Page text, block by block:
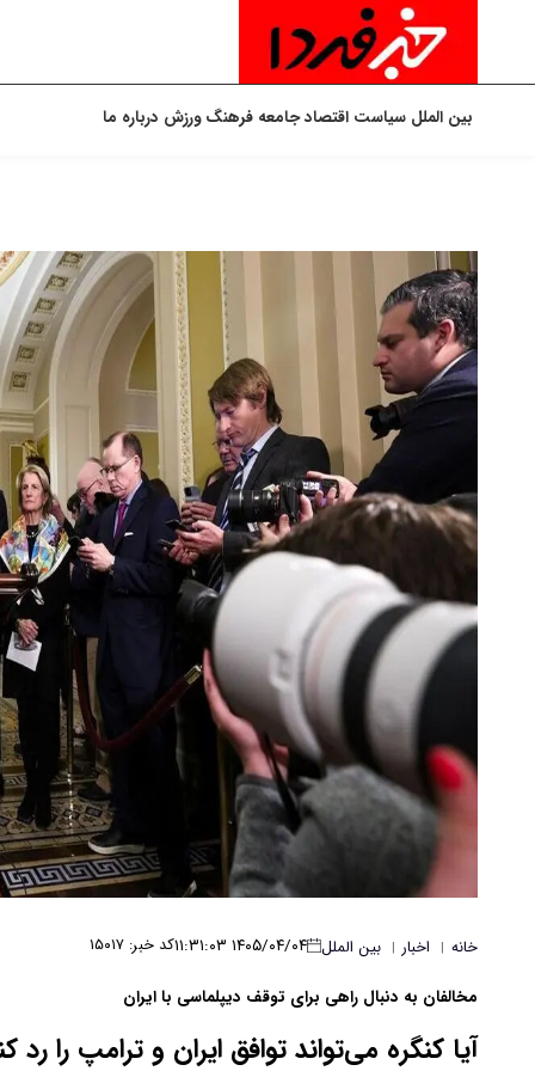
بین الملل سیاست اقتصادجامعه فرهنگورزش درباره ما
خانه | اخبار | بین الملل ۱۴۰۵/۰۴/۰۴ ۱۱:۳۱:۰۳ کد خبر: ۱۵۰۱۷
مخالفان به دنبال راهی برای توقف دیپلماسی با ایران
آیا کنگره می‌تواند توافق ایران و ترامپ را رد